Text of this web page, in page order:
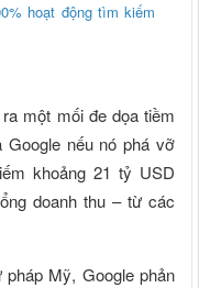
hoạt động tìm kiếm
một mối đe dọa tiềm
Google nếu nó phá vỡ
khoảng 21 tỷ USD
doanh thu – từ các
Mỹ, Google phản